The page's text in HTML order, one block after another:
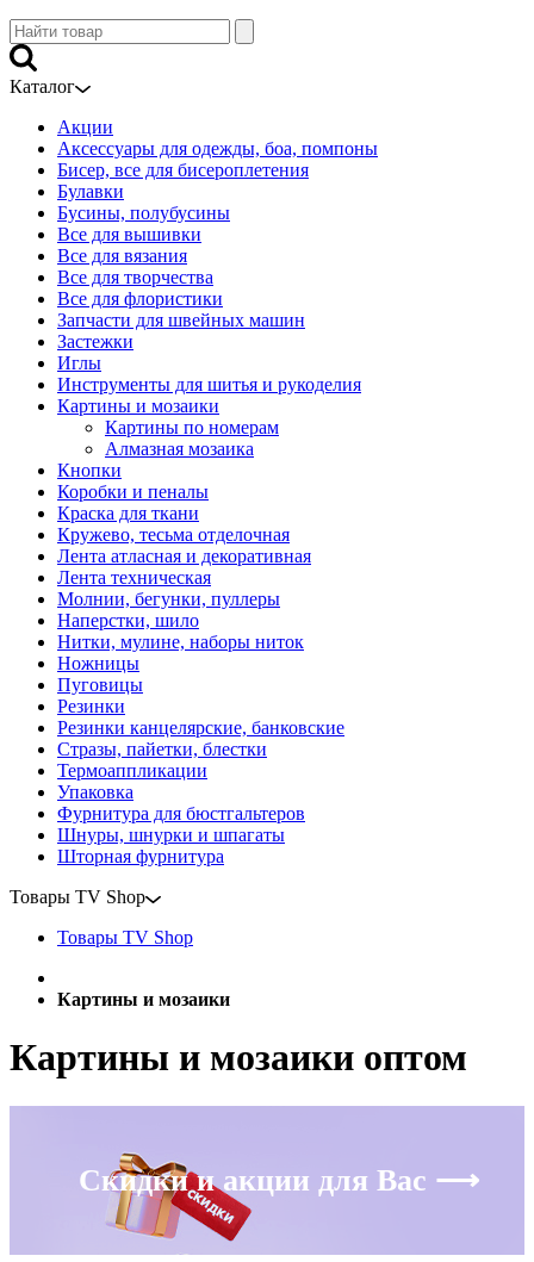
Каталог
Акции
Аксессуары для одежды, боа, помпоны
Бисер, все для бисероплетения
Булавки
Бусины, полубусины
Все для вышивки
Все для вязания
Все для творчества
Все для флористики
Запчасти для швейных машин
Застежки
Иглы
Инструменты для шитья и рукоделия
Картины и мозаики
Картины по номерам
Алмазная мозаика
Кнопки
Коробки и пеналы
Краска для ткани
Кружево, тесьма отделочная
Лента атласная и декоративная
Лента техническая
Молнии, бегунки, пуллеры
Наперстки, шило
Нитки, мулине, наборы ниток
Ножницы
Пуговицы
Резинки
Резинки канцелярские, банковские
Стразы, пайетки, блестки
Термоаппликации
Упаковка
Фурнитура для бюстгальтеров
Шнуры, шнурки и шпагаты
Шторная фурнитура
Товары TV Shop
Товары TV Shop
Картины и мозаики
Картины и мозаики оптом
Скидки и акции для Вас ⟶